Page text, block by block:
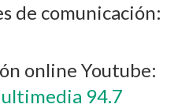
de comunicación:
online Youtube:
94.7